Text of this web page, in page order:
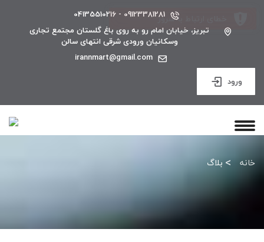
09123381281 - 04135510216
تبریز، خیابان امام رو به روی باغ گلستان مجتمع تجاری
وسکانیان ورودی شرقی انتهای سالن
irannmart@gmail.com
ورود
خانه بلاگ